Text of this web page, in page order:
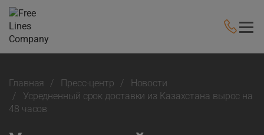
Главная Пресс-центр
Новости
Усредненный срок доставки из Казахстана вырос на
48 часов